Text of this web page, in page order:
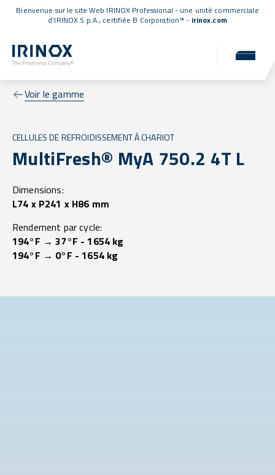
Bienvenue sur le site Web IRINOX Professional - une unité commerciale
d'IRINOX S.p.A., certifiée B Corporation™ - irinox.com
Voir le gamme
CELLULES DE REFROIDISSEMENT À CHARIOT
MultiFresh® MyA 750.2 4T L
Dimensions:
L74 x P241 x H86 mm
Rendement par cycle:
194°F → 37°F - 1654 kg
194°F → 0°F - 1654 kg